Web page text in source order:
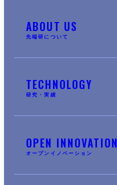
ABOUT US
先端研について
TECHNOLOGY
研究・実績
OPEN INNOVATION
オープンイノベーション